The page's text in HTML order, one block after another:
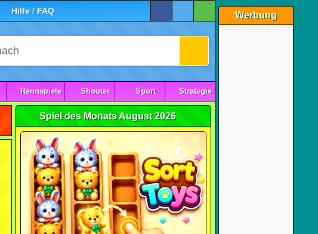
Werbung
Hilfe / FAQ
Rennspiele Shooter Sport Strategie
Spiel des Monats August 2026